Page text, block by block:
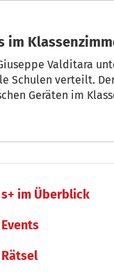
im
Valditara
Schulen verteilt.
Geräten im
s+ im Überblick
Events
Rätsel